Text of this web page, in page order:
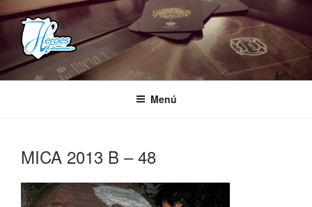
Saltar
al
contenido
HEROES ESTUDIOS
– Comunidad Creativa –
Menú
MICA 2013 B – 48